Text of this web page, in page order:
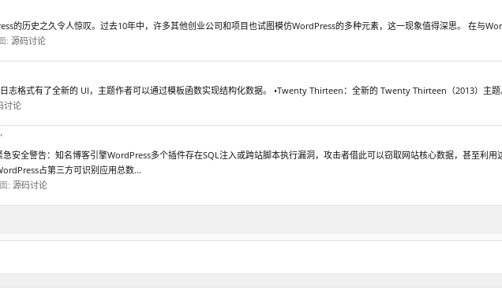
的历史之久令人惊叹。过去10年中，许多其他创业公司和项目也试图模仿WordPress的多种元素，这一现象值得深思。 在与
: 源码讨论
志格式有了全新的 UI，主题作者可以通过模板函数实现结构化数据。 •Twenty Thirteen：全新的 Twenty Thirteen（2013）主
讨论
全警告：知名博客引擎WordPress多个插件存在SQL注入或跨站脚本执行漏洞，攻击者借此可以窃取网站核心数据，甚至利用
占第三方可识别应用总数...
: 源码讨论